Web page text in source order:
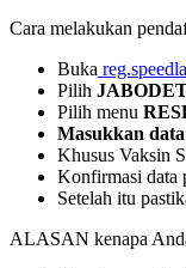
Cara melakukan
Buka
Pilih
Pilih menu
Masukkan
Khusus Vaksin
Konfirmasi data
Setelah itu
ALASAN kenapa